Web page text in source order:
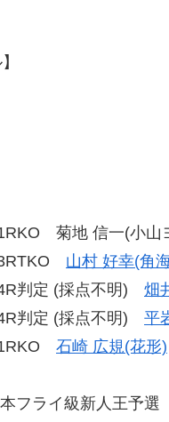
菊地 信一(小山
山村 好幸(角
判定 (採点不明) 畑
判定 (採点不明) 平
石崎 広規(花形)
フライ級新人王予選